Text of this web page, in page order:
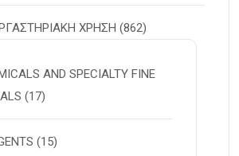
ΧΡΗΣΗ (862)
AND SPECIALTY FINE
(17)
(15)